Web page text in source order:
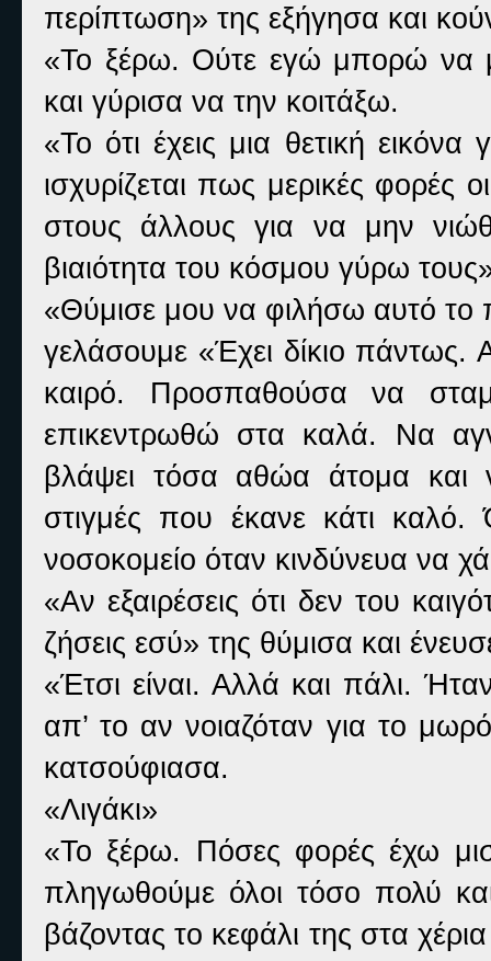
περίπτωση» της εξήγησα και
«Το ξέρω. Ούτε εγώ μπορώ να
και γύρισα να την κοιτάξω.
«Το ότι έχεις μια θετική
ισχυρίζεται πως μερικές
στους άλλους για να μην
βιαιότητα του κόσμου γύρω
«Θύμισε μου να φιλήσω αυτό το
γελάσουμε «Έχει δίκιο
καιρό. Προσπαθούσα να
επικεντρωθώ στα καλά. Να
βλάψει τόσα αθώα άτομα και
στιγμές που έκανε κάτι
νοσοκομείο όταν κινδύνευα να
«Αν εξαιρέσεις ότι δεν του
ζήσεις εσύ» της θύμισα και
«Έτσι είναι. Αλλά και πάλι.
απ’ το αν νοιαζόταν για το
κατσούφιασα.
«Λιγάκι»
«Το ξέρω. Πόσες φορές έχω
πληγωθούμε όλοι τόσο πολύ
βάζοντας το κεφάλι της στα